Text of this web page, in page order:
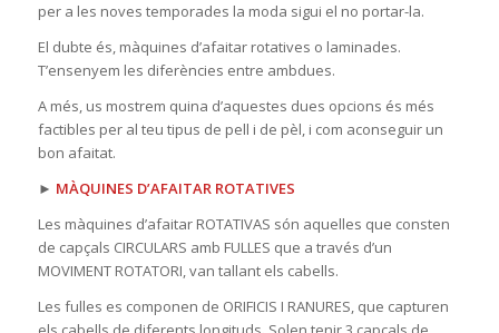
per a les noves temporades la moda sigui el no portar-la.
El dubte és, màquines d’afaitar rotatives o laminades.
T’ensenyem les diferències entre ambdues.
A més, us mostrem quina d’aquestes dues opcions és més
factibles per al teu tipus de pell i de pèl, i com aconseguir un
bon afaitat.
► MÀQUINES D’AFAITAR ROTATIVES
Les màquines d’afaitar ROTATIVAS són aquelles que consten
de capçals CIRCULARS amb FULLES que a través d’un
MOVIMENT ROTATORI, van tallant els cabells.
Les fulles es componen de ORIFICIS I RANURES, que capturen